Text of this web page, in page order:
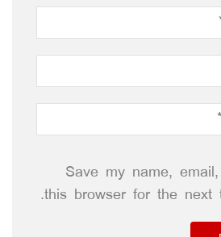
Save my name,
this browser for the next